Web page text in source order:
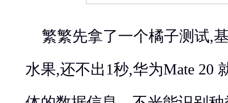
繁繁先拿了一个橘子测试,
水果,还不出1秒,华为Mate 20